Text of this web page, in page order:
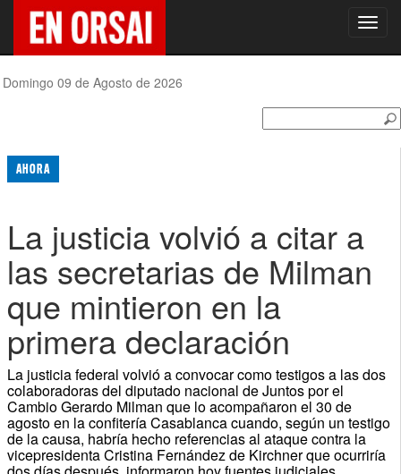
Domingo 09 de Agosto de 2026
AHORA
La justicia volvió a citar a
las secretarias de Milman
que mintieron en la
primera declaración
La justicia federal volvió a convocar como testigos a las dos
colaboradoras del diputado nacional de Juntos por el
Cambio Gerardo Milman que lo acompañaron el 30 de
agosto en la confitería Casablanca cuando, según un testigo
de la causa, habría hecho referencias al ataque contra la
vicepresidenta Cristina Fernández de Kirchner que ocurriría